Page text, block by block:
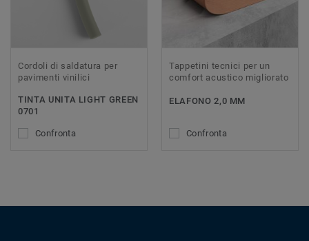
Cordoli di saldatura per
pavimenti vinilici
TINTA UNITA LIGHT GREEN
0701
Confronta
Tappetini tecnici per un
comfort acustico migliorato
ELAFONO 2,0 MM
Confronta